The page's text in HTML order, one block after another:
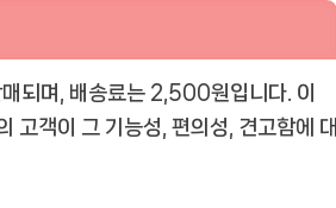
되며, 배송료는 2,500원입니다. 이
객이 그 기능성, 편의성, 견고함에 대